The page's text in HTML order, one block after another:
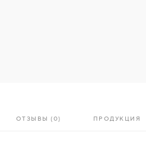
ОТЗЫВЫ (0) ПРОДУКЦИЯ